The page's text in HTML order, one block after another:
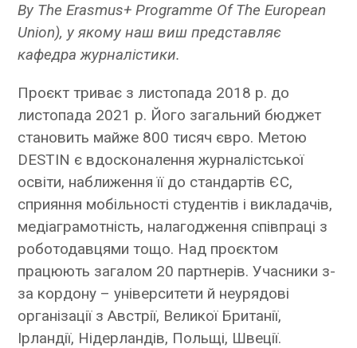
By The Erasmus+ Programme Of The European
Union), у якому наш виш представляє
кафедра журналістики.
Проєкт триває з листопада 2018 р. до
листопада 2021 р. Його загальний бюджет
становить майже 800 тисяч євро. Метою
DESTIN є вдосконалення журналістської
освіти, наближення її до стандартів ЄС,
сприяння мобільності студентів і викладачів,
медіаграмотність, налагодження співпраці з
роботодавцями тощо. Над проєктом
працюють загалом 20 партнерів. Учасники з-
за кордону – університети й неурядові
організації з Австрії, Великої Британії,
Ірландії, Нідерландів, Польщі, Швеції.